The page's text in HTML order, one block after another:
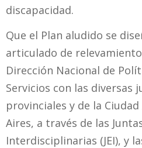
discapacidad.
Que el Plan aludido se
articulado de
Dirección Nacional de
Servicios con las diversas
provinciales y de la
Aires, a través de las
Interdisciplinarias (JEI), y